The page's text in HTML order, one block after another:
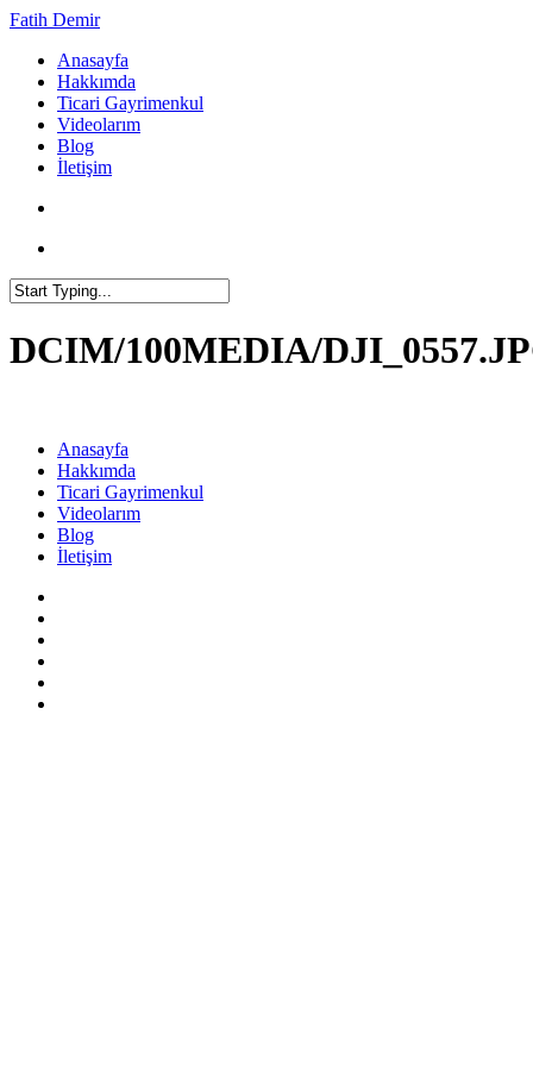
Fatih Demir
Anasayfa
Hakkımda
Ticari Gayrimenkul
Videolarım
Blog
İletişim
DCIM/100MEDIA/
Anasayfa
Hakkımda
Ticari Gayrimenkul
Videolarım
Blog
İletişim